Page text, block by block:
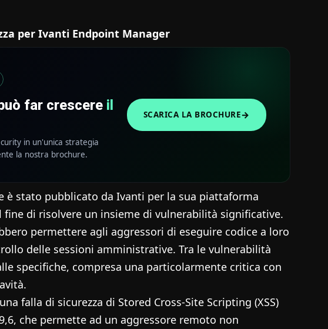
per Ivanti Endpoint Manager
far crescere il
in un'unica strategia
la nostra brochure.
SCARICA LA BROCHURE→
è stato pubblicato da Ivanti per la sua piattaforma
fine di risolvere un insieme di vulnerabilità significative.
permettere agli aggressori di eseguire codice a loro
delle sessioni amministrative. Tra le vulnerabilità
specifiche, compresa una particolarmente critica con
falla di sicurezza di Stored Cross-Site Scripting (XSS)
che permette ad un aggressore remoto non